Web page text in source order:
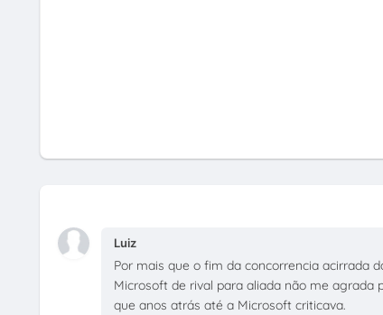
Luiz
Por mais que o fim da concorrencia acirrada
Microsoft de rival para aliada não me agrada
que anos atrás até a Microsoft criticava.